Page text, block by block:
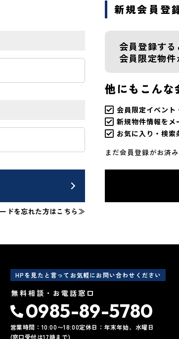
ドを忘れた方はこちら≫
新規会員登
会員登録する
会員限定物件
他にもこんな
会員限定イベント
新規物件情報をメ
お気に入り・検
まだ会員登録がお済
HPを見たと言ってお気軽にお問い合わせください
無料相談・お電話窓口
0985-89-5780
営業時間：10:00〜18:00定休日：年末年始、水曜日
(窓口受付は17時まで)